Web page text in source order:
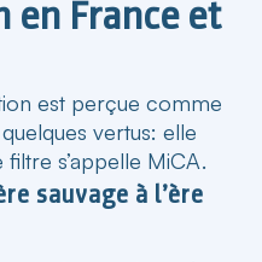
France et
est perçue comme
vertus: elle
s’appelle MiCA.
sauvage à l’ère